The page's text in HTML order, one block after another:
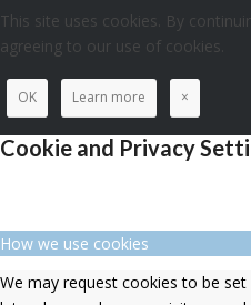
This site uses cookies. By
agreeing to our use of cookies.
OK Learn more ×
Cookie and Privacy
How we use cookies
We may request cookies to be